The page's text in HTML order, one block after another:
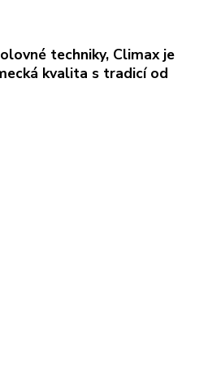
techniky, Climax je
kvalita s tradicí od